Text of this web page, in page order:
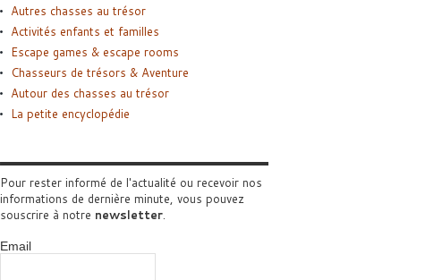
Autres chasses au trésor
Activités enfants et familles
Escape games & escape rooms
Chasseurs de trésors & Aventure
Autour des chasses au trésor
La petite encyclopédie
Pour rester informé de l'actualité ou recevoir nos
informations de dernière minute, vous pouvez
souscrire à notre newsletter.
Email